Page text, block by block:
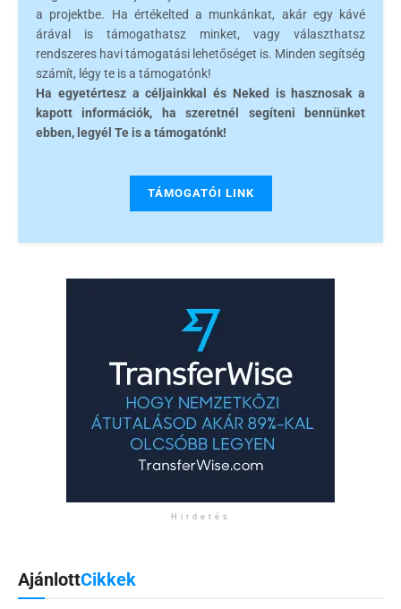
a projektbe. Ha értékelted a munkánkat, akár egy kávé
árával is támogathatsz minket, vagy választhatsz
rendszeres havi támogatási lehetőséget is. Minden segítség
számít, légy te is a támogatónk!
Ha egyetértesz a céljainkkal és Neked is hasznosak a
kapott információk, ha szeretnél segíteni bennünket
ebben, legyél Te is a támogatónk!
TÁMOGATÓI LINK
Hirdetés
AjánlottCikkek